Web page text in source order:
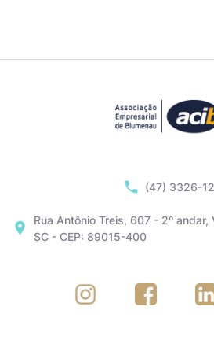
(47) 3326-
Rua Antônio Treis, 607 - 2º
SC - CEP: 89015-400